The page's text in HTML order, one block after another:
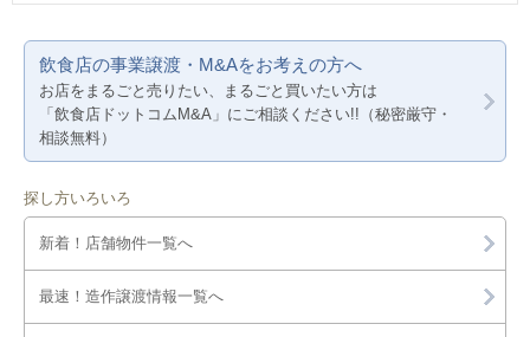
飲食店の事業譲渡・M&Aをお考えの方へ
お店をまるごと売りたい、まるごと買いたい方は
「飲食店ドットコムM&A」にご相談ください!!（秘密厳守・
相談無料）
探し方いろいろ
新着！店舗物件一覧へ
最速！造作譲渡情報一覧へ